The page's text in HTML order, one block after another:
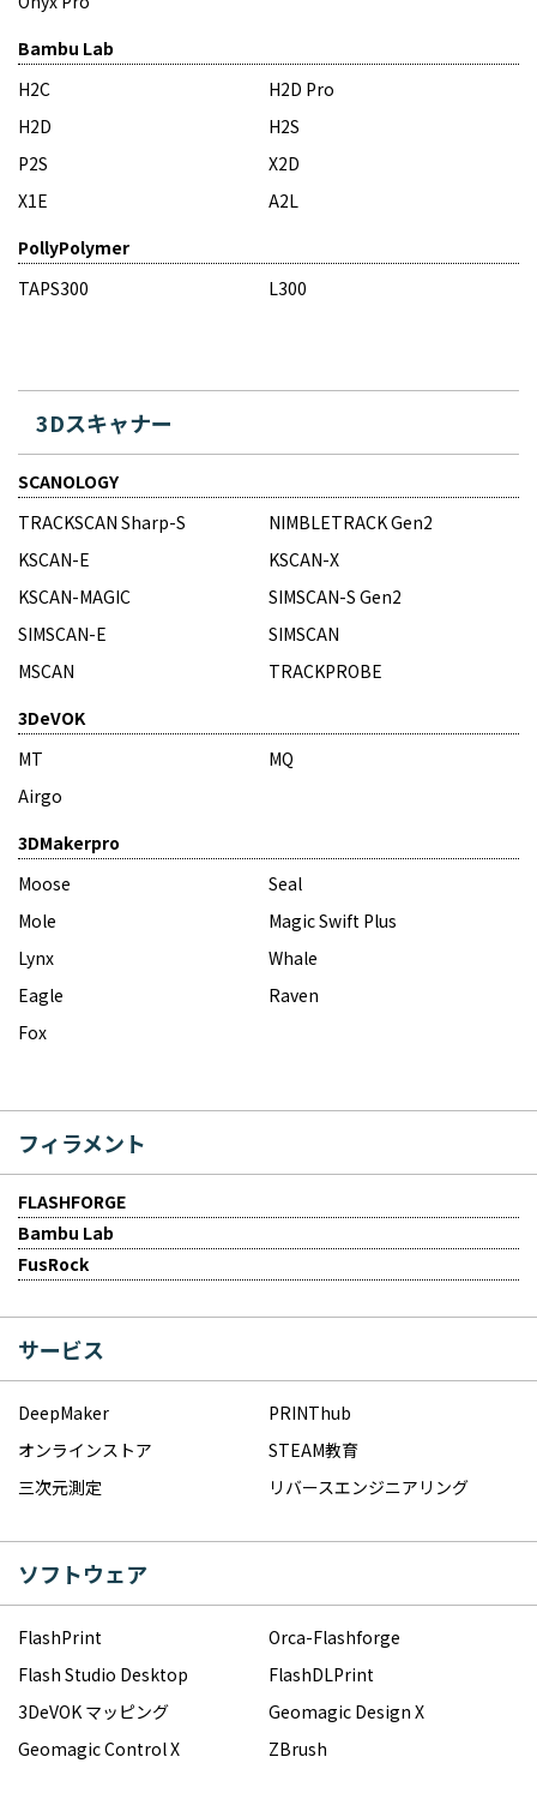
Bambu Lab
H2C
H2D Pro
H2D
H2S
P2S
X2D
X1E
A2L
PollyPolymer
TAPS300
L300
3Dスキャナー
SCANOLOGY
TRACKSCAN Sharp-S
NIMBLETRACK Gen2
KSCAN-E
KSCAN-X
KSCAN-MAGIC
SIMSCAN-S Gen2
SIMSCAN-E
SIMSCAN
MSCAN
TRACKPROBE
3DeVOK
MT
MQ
Airgo
3DMakerpro
Moose
Seal
Mole
Magic Swift Plus
Lynx
Whale
Eagle
Raven
Fox
フィラメント
FLASHFORGE
Bambu Lab
FusRock
サービス
DeepMaker
PRINThub
オンラインストア
STEAM教育
三次元測定
リバースエンジニアリング
ソフトウェア
FlashPrint
Orca-Flashforge
Flash Studio Desktop
FlashDLPrint
3DeVOK マッピング
Geomagic Design X
Geomagic Control X
ZBrush